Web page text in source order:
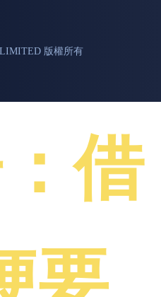
版權所有
借